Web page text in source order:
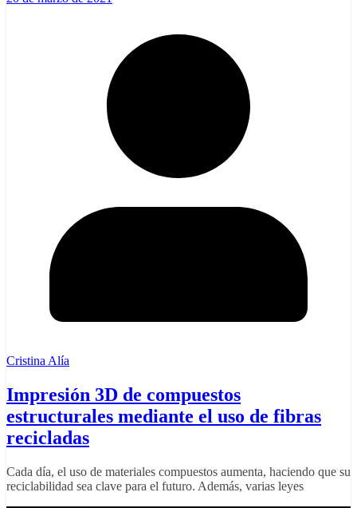
Cristina Alía
Impresión 3D de compuestos
estructurales mediante el uso de fibras
recicladas
Cada día, el uso de materiales compuestos aumenta, haciendo que su
reciclabilidad sea clave para el futuro. Además, varias leyes